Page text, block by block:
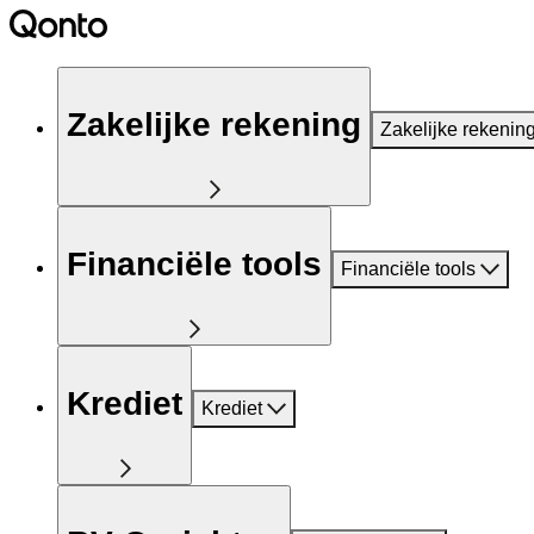
Zakelijke rekening Zakelijke
Financiële tools Financiële tools
Krediet Krediet